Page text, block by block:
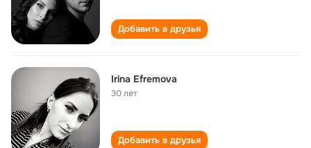
Добавить в друзья
Irina Efremova
30 лет
Добавить в друзья